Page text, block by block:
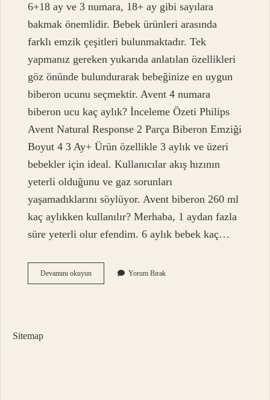
6+18 ay ve 3 numara, 18+ ay gibi sayılara
bakmak önemlidir. Bebek ürünleri arasında
farklı emzik çeşitleri bulunmaktadır. Tek
yapmanız gereken yukarıda anlatılan özellikleri
göz önünde bulundurarak bebeğinize en uygun
biberon ucunu seçmektir. Avent 4 numara
biberon ucu kaç aylık? İnceleme Özeti Philips
Avent Natural Response 2 Parça Biberon Emziği
Boyut 4 3 Ay+ Ürün özellikle 3 aylık ve üzeri
bebekler için ideal. Kullanıcılar akış hızının
yeterli olduğunu ve gaz sorunları
yaşamadıklarını söylüyor. Avent biberon 260 ml
kaç aylıkken kullanılır? Merhaba, 1 aydan fazla
süre yeterli olur efendim. 6 aylık bebek kaç…
Devamını okuyunPhilips
Avent
Yorum Bırak
Sitemap